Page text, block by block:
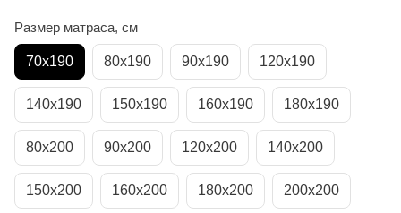
Размер матраса, см
70х190 80х190 90х190 120х190
140х190 150х190 160х190 180х190
80х200 90х200 120х200 140х200
150х200 160х200 180х200 200х200